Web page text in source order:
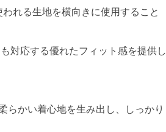
れる生地を横向きに使用すること
対応する優れたフィット感を提供し
らかい着心地を生み出し、しっかり